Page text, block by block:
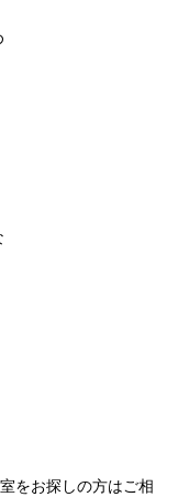
をお探しの方はご相